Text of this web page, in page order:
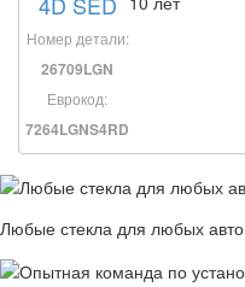
Номер детали:
26709LGN
Еврокод:
7264LGNS4RD
Любые стекла для любых авто